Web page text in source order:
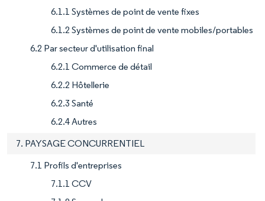
6.1.1 Systèmes de point de vente fixes
6.1.2 Systèmes de point de vente mobiles/portables
6.2 Par secteur d'utilisation final
6.2.1 Commerce de détail
6.2.2 Hôtellerie
6.2.3 Santé
6.2.4 Autres
7. PAYSAGE CONCURRENTIEL
7.1 Profils d'entreprises
7.1.1 CCV